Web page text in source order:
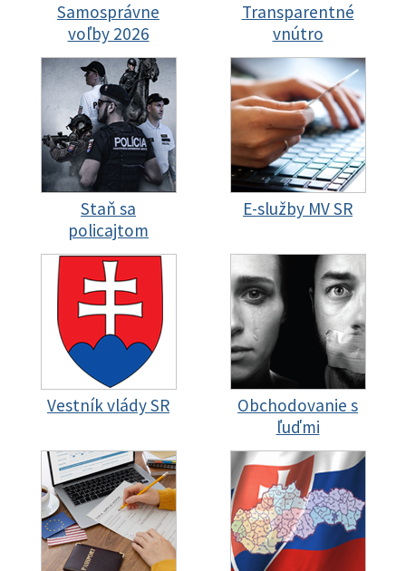
Samosprávne
voľby 2026
Transparentné
vnútro
Staň sa
policajtom
E-služby MV SR
Vestník vlády SR
Obchodovanie s
ľuďmi